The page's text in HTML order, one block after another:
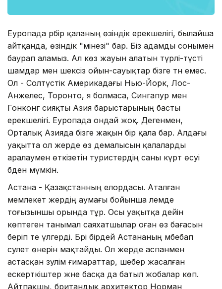
Еуропада әрбір қаланың өзіндік ерекшелігі, былайша
айтқанда, өзіндік "мінезі" бар. Біз адамды сонымен
баурап аламыз. Ал көз жауын алатын түрлі-түсті
шамдар мен шексіз ойын-сауықтар бізге тән емес.
Ол - Солтүстік Америкадағы Нью-Йорк, Лос-
Анжелес, Торонто, я болмаса, Сингапур мен
Гонконг сияқты Азия барыстарының басты
ерекшелігі. Еуропада ондай жоқ. Дегенмен,
Орталық Азияда бізге жақын бір қала бар. Алдағы
уақытта ол жерде өз демалысын қалаларды
аралаумен өткізетін туристердің саны күрт өсуі
әбден мүмкін.
Астана - Қазақстанның елордасы. Аталған
мемлекет жердің аумағы бойынша әлемде
тоғызыншы орында тұр. Осы уақытқа дейін
көптеген танымал саяxатшылар оған өз бағасын
беріп те үлгерді. Бәрі бірдей Астананың әмбебап
сәулет өнерін мақтайды. Ол жерде аспанмен
астасқан зәулім ғимараттар, шебер жасалған
ескерткіштер және басқа да батыл жобалар көп.
Айтпақшы, британдық арxитектор Норман